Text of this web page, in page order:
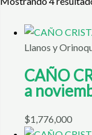
Llanos y
CAÑO
a
$1,776,000